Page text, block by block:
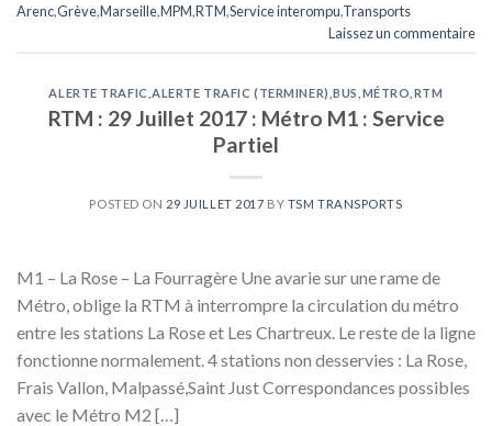
Arenc,Grève,Marseille,MPM,RTM,Service interompu,Transports
Laissez un commentaire
ALERTE TRAFIC ,ALERTE TRAFIC (TERMINER) ,BUS MÉTRO RTM
RTM : 29 Juillet 2017 : Métro M1 : Service
Partiel
POSTED ON 29 JUILLET 2017 BY TSM TRANSPORTS
M1 – La Rose – La Fourragère Une avarie sur une rame de
Métro, oblige la RTM à interrompre la circulation du métro
entre les stations La Rose et Les Chartreux. Le reste de la ligne
fonctionne normalement. 4 stations non desservies : La Rose,
Frais Vallon, Malpassé,Saint Just Correspondances possibles
avec le Métro M2 […]